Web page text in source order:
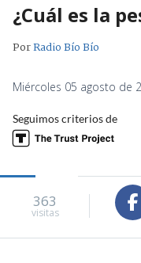
¿Cuál es la
PorRadio Bío Bío
Miércoles 05 agosto de
Seguimos criterios de
363
visitas